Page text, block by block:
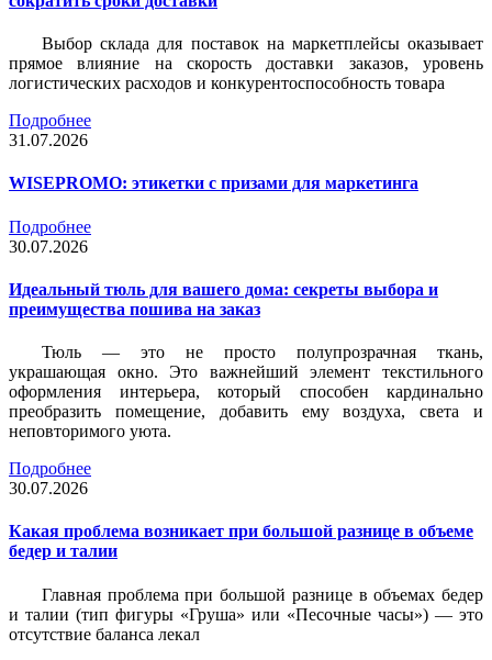
Выбор склада для поставок на маркетплейсы оказывает
прямое влияние на скорость доставки заказов, уровень
логистических расходов и конкурентоспособность товара
Подробнее
31.07.2026
WISEPROMO: этикетки с призами для маркетинга
Подробнее
30.07.2026
Идеальный тюль для вашего дома: секреты выбора и
преимущества пошива на заказ
Тюль — это не просто полупрозрачная ткань,
украшающая окно. Это важнейший элемент текстильного
оформления интерьера, который способен кардинально
преобразить помещение, добавить ему воздуха, света и
неповторимого уюта.
Подробнее
30.07.2026
Какая проблема возникает при большой разнице в объеме
бедер и талии
Главная проблема при большой разнице в объемах бедер
и талии (тип фигуры «Груша» или «Песочные часы») — это
отсутствие баланса лекал